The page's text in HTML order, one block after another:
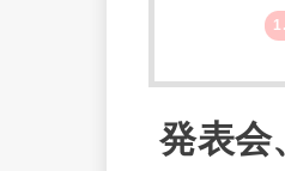
発表会